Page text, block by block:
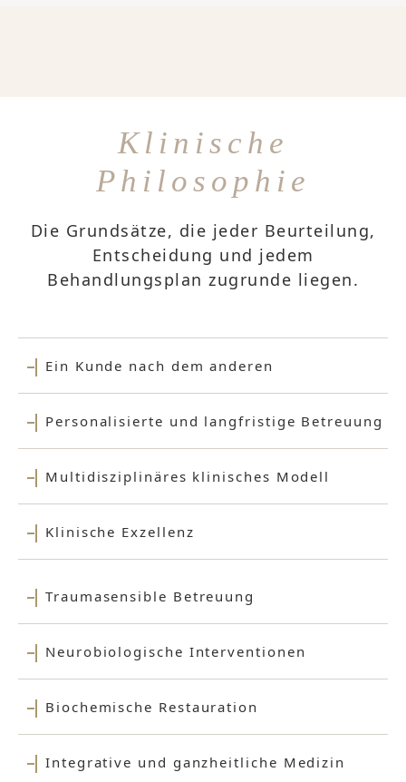
Klinische
Philosophie
Die Grundsätze, die jeder Beurteilung,
Entscheidung und jedem
Behandlungsplan zugrunde liegen.
Ein Kunde nach dem anderen
Personalisierte und langfristige Betreuung
Multidisziplinäres klinisches Modell
Klinische Exzellenz
Traumasensible Betreuung
Neurobiologische Interventionen
Biochemische Restauration
Integrative und ganzheitliche Medizin